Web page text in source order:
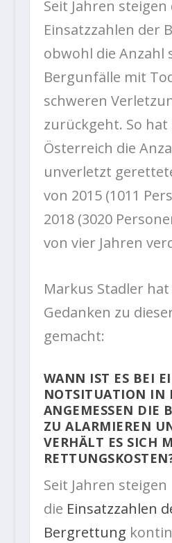
Seit Jahren steigen
Einsatzzahlen der
obwohl die Anzahl
Bergunfälle mit
schweren
zurückgeht. So hat
Österreich die
unverletzt
von 2015 (1011
2018 (3020
von vier Jahren
Markus Stadler
Gedanken zu
gemacht:
WANN IST ES BEI
NOTSITUATION IN
ANGEMESSEN DIE
ZU ALARMIEREN
VERHÄLT ES SICH
Seit Jahren steigen
die Einsatzzahlen
Bergrettung